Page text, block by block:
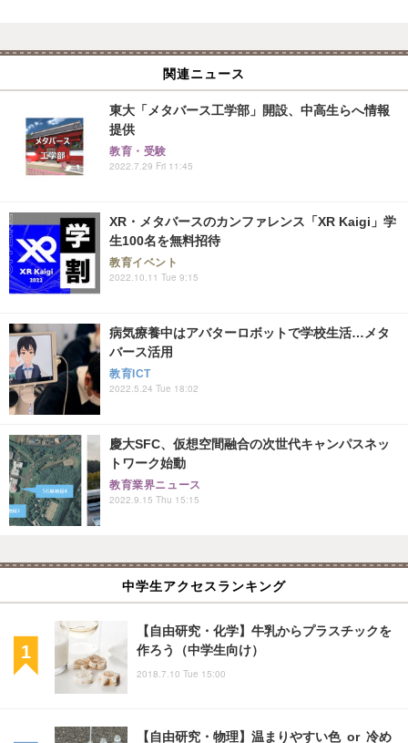
関連ニュース
東大「メタバース工学部」開設、中高生らへ情報
提供
教育・受験
2022.7.29 Fri 11:45
XR・メタバースのカンファレンス「XR Kaigi」学
生100名を無料招待
教育イベント
2022.10.11 Tue 9:15
病気療養中はアバターロボットで学校生活…メタ
バース活用
教育ICT
2022.5.24 Tue 18:02
慶大SFC、仮想空間融合の次世代キャンパスネッ
トワーク始動
教育業界ニュース
2022.9.15 Thu 15:15
中学生アクセスランキング
【自由研究・化学】牛乳からプラスチックを
作ろう（中学生向け）
2018.7.10 Tue 15:00
【自由研究・物理】温まりやすい色 or 冷め